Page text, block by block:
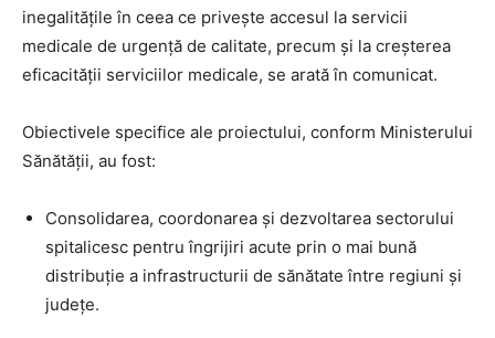
inegalitățile în ceea ce privește accesul la servicii
medicale de urgență de calitate, precum și la creșterea
eficacității serviciilor medicale, se arată în comunicat.
Obiectivele specifice ale proiectului, conform Ministerului
Sănătății, au fost:
Consolidarea, coordonarea și dezvoltarea sectorului
spitalicesc pentru îngrijiri acute prin o mai bună
distribuție a infrastructurii de sănătate între regiuni și
județe.